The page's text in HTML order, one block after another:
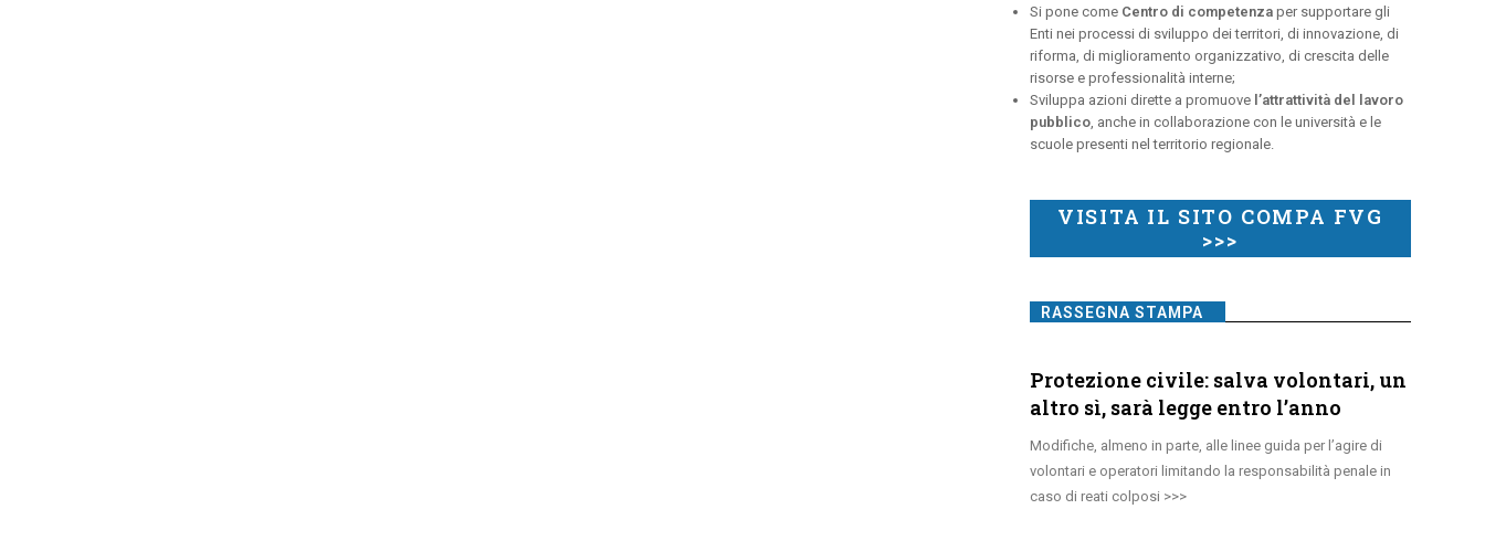
Si pone come Centro di competenzaper supportare gli
Enti nei processi di sviluppo dei territori, di innovazione, di
riforma, di miglioramento organizzativo, di crescita delle
risorse e professionalità interne;
Sviluppa azioni dirette a promuove l’attrattività del lavoro
pubblico, anche in collaborazione con le università e le
scuole presenti nel territorio regionale.
VISITA IL SITO COMPA FVG
>>>
RASSEGNA STAMPA
Protezione civile: salva volontari, un
altro sì, sarà legge entro l’anno
Modifiche, almeno in parte, alle linee guida per l’agire di
volontari e operatori limitando la responsabilità penale in
caso di reati colposi